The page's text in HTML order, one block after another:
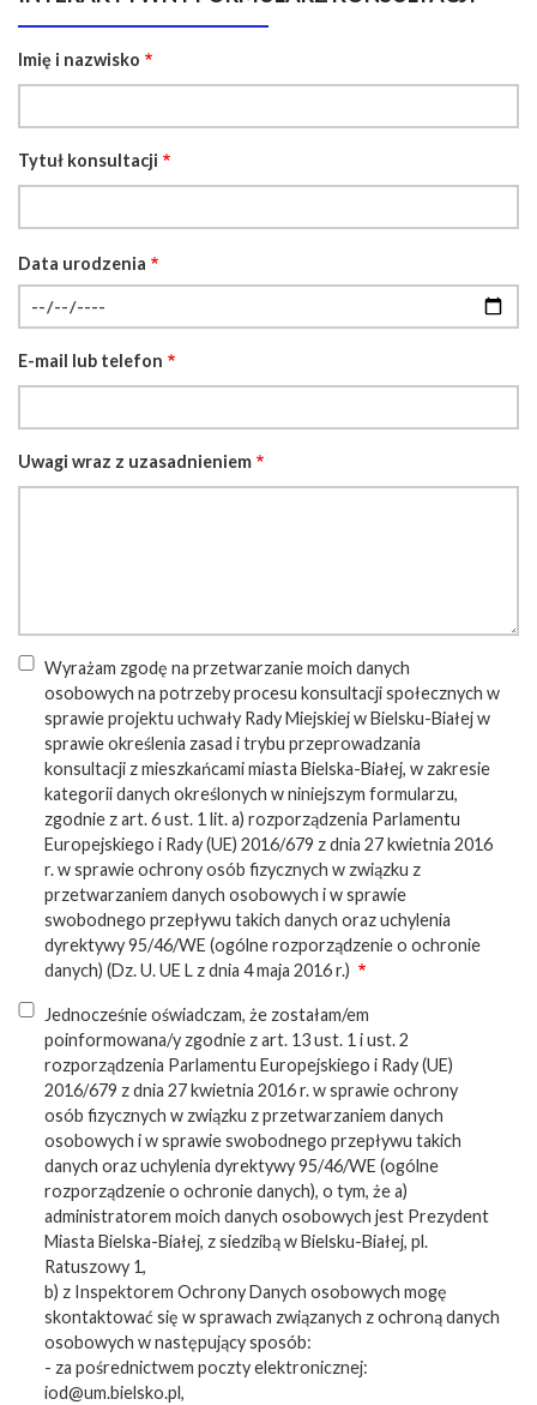
Imię i nazwisko
Tytuł konsultacji
Data urodzenia
a
a
E-mail lub telefon
Uwagi wraz z uzasadnieniem
Wyrażam zgodę na przetwarzanie moich danych
osobowych na potrzeby procesu konsultacji społecznych w
sprawie projektu uchwały Rady Miejskiej w Bielsku-Białej w
sprawie określenia zasad i trybu przeprowadzania
konsultacji z mieszkańcami miasta Bielska-Białej, w zakresie
kategorii danych określonych w niniejszym formularzu,
zgodnie z art. 6 ust. 1 lit. a) rozporządzenia Parlamentu
Europejskiego i Rady (UE) 2016/679 z dnia 27 kwietnia 2016
r. w sprawie ochrony osób fizycznych w związku z
przetwarzaniem danych osobowych i w sprawie
swobodnego przepływu takich danych oraz uchylenia
dyrektywy 95/46/WE (ogólne rozporządzenie o ochronie
danych) (Dz. U. UE L z dnia 4 maja 2016 r.)
Jednocześnie oświadczam, że zostałam/em
poinformowana/y zgodnie z art. 13 ust. 1 i ust. 2
rozporządzenia Parlamentu Europejskiego i Rady (UE)
2016/679 z dnia 27 kwietnia 2016 r. w sprawie ochrony
osób fizycznych w związku z przetwarzaniem danych
osobowych i w sprawie swobodnego przepływu takich
danych oraz uchylenia dyrektywy 95/46/WE (ogólne
rozporządzenie o ochronie danych), o tym, że a)
administratorem moich danych osobowych jest Prezydent
Miasta Bielska-Białej, z siedzibą w Bielsku-Białej, pl.
Ratuszowy 1,
b) z Inspektorem Ochrony Danych osobowych mogę
skontaktować się w sprawach związanych z ochroną danych
osobowych w następujący sposób:
- za pośrednictwem poczty elektronicznej:
iod@um.bielsko.pl,